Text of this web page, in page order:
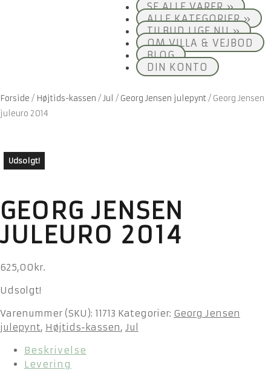
SE ALLE VARER »
ALLE KATEGORIER »
TILBUD LIGE NU »
OM VILLA & VEJBOD
BLOG
DIN KONTO
Forside / Højtids-kassen /Jul / Georg Jensen julepynt/ Georg Jensen
juleuro 2014
Udsolgt!
GEORG JENSEN
JULEURO 2014
625,00 kr.
Udsolgt!
Varenummer (SKU): 11713 Kategorier: Georg Jensen
julepynt, Højtids-kassen, Jul
Beskrivelse
Levering